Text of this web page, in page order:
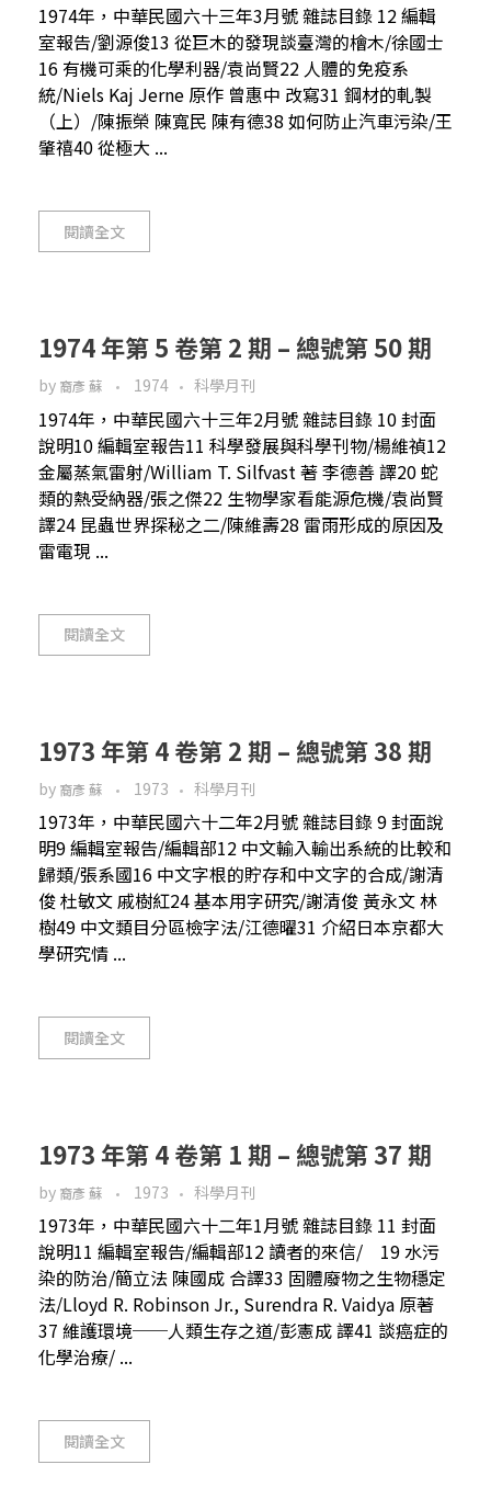
1974年，中華民國六十三年3月號 雜誌目錄 12 編輯
室報告/劉源俊13 從巨木的發現談臺灣的檜木/徐國士
16 有機可乘的化學利器/袁尚賢22 人體的免疫系
統/Niels Kaj Jerne 原作 曾惠中 改寫31 鋼材的軋製
（上）/陳振榮 陳寬民 陳有德38 如何防止汽車污染/王
肇禧40 從極大 ...
閱讀全文
1974 年第 5 卷第 2 期 – 總號第 50 期
by 裔彥 蘇 1974 科學月刊
1974年，中華民國六十三年2月號 雜誌目錄 10 封面
說明10 編輯室報告11 科學發展與科學刊物/楊維禎12
金屬蒸氣雷射/William T. Silfvast 著 李德善 譯20 蛇
類的熱受納器/張之傑22 生物學家看能源危機/袁尚賢
譯24 昆蟲世界探秘之二/陳維壽28 雷雨形成的原因及
雷電現 ...
閱讀全文
1973 年第 4 卷第 2 期 – 總號第 38 期
by 裔彥 蘇 1973 科學月刊
1973年，中華民國六十二年2月號 雜誌目錄 9 封面說
明9 編輯室報告/編輯部12 中文輸入輸出系統的比較和
歸類/張系國16 中文字根的貯存和中文字的合成/謝清
俊 杜敏文 戚樹紅24 基本用字研究/謝清俊 黃永文 林
樹49 中文類目分區檢字法/江德曜31 介紹日本京都大
學研究情 ...
閱讀全文
1973 年第 4 卷第 1 期 – 總號第 37 期
by 裔彥 蘇 1973 科學月刊
1973年，中華民國六十二年1月號 雜誌目錄 11 封面
說明11 編輯室報告/編輯部12 讀者的來信/ 19 水污
染的防治/簡立法 陳國成 合譯33 固體廢物之生物穩定
法/Lloyd R. Robinson Jr., Surendra R. Vaidya 原著
37 維護環境──人類生存之道/彭憲成 譯41 談癌症的
化學治療/ ...
閱讀全文